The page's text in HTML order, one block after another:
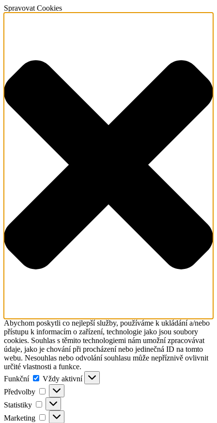
Spravovat Cookies
Abychom poskytli co nejlepší služby, používáme k ukládání a/nebo
přístupu k informacím o zařízení, technologie jako jsou soubory
cookies. Souhlas s těmito technologiemi nám umožní zpracovávat
údaje, jako je chování při procházení nebo jedinečná ID na tomto
webu. Nesouhlas nebo odvolání souhlasu může nepříznivě ovlivnit
určité vlastnosti a funkce.
Funkční
Funkční
Vždy aktivní
Předvolby
Předvolby
Statistiky Statistiky
Marketing Marketing